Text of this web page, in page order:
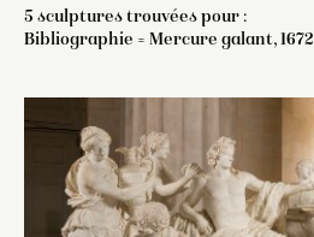
5 sculptures trouvées pour :
Bibliographie = Mercure galant, 1672